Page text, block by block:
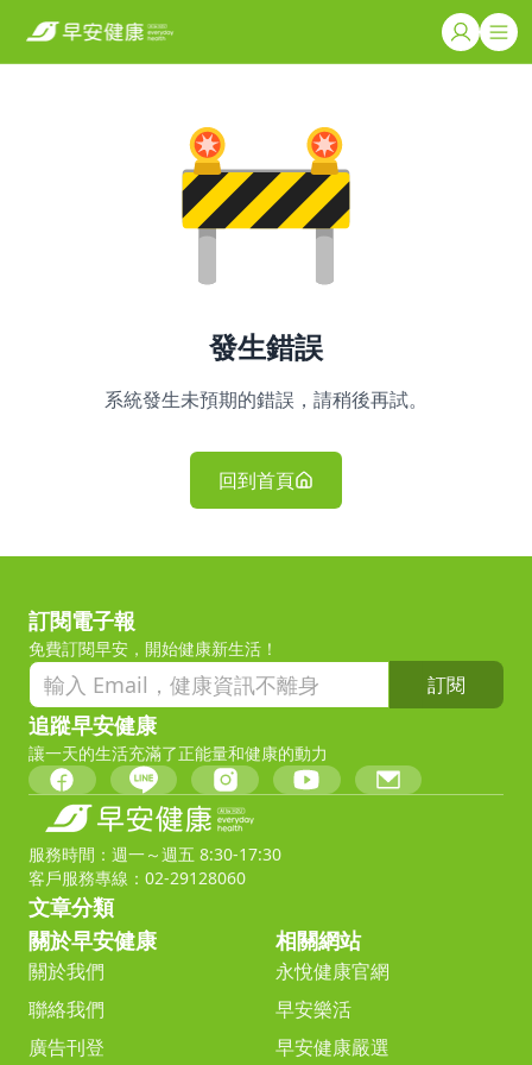
發生錯誤
系統發生未預期的錯誤，請稍後再試。
回到首頁
訂閱電子報
免費訂閱早安，開始健康新生活！
訂閱
追蹤早安健康
讓一天的生活充滿了正能量和健康的動力
服務時間：週一～週五 8:30-17:30
客戶服務專線：02-29128060
文章分類
關於早安健康
關於我們
聯絡我們
廣告刊登
相關網站
永悅健康官網
早安樂活
早安健康嚴選